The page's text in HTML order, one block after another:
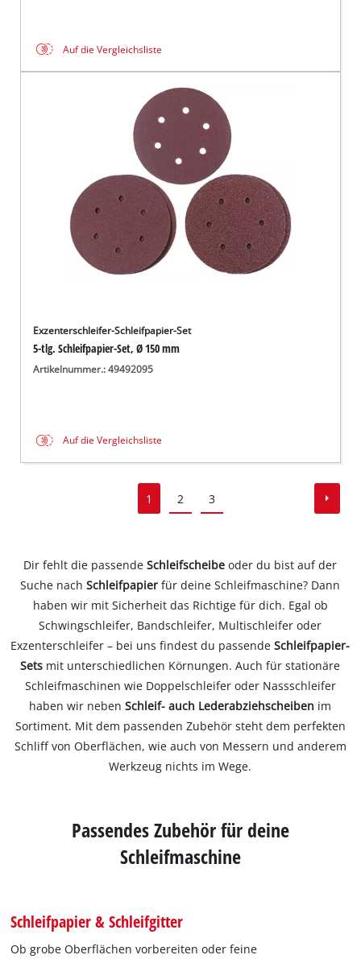
Auf die Vergleichsliste
Exzenterschleifer-Schleifpapier-Set
5-tlg. Schleifpapier-Set, Ø 150 mm
Artikelnummer.: 49492095
Auf die Vergleichsliste
1 2 3
Dir fehlt die passendeSchleifscheibeoder du bist auf der
Suche nachSchleifpapierfür deine Schleifmaschine? Dann
haben wir mit Sicherheit das Richtige für dich. Egal ob
Schwingschleifer, Bandschleifer, Multischleifer oder
Exzenterschleifer – bei uns findest du passendeSchleifpapier-
Sets mit unterschiedlichen Körnungen. Auch für stationäre
Schleifmaschinen wie Doppelschleifer oder Nassschleifer
haben wir neben Schleif- auch Lederabziehscheiben im
Sortiment. Mit dem passenden Zubehör steht dem perfekten
Schliff von Oberflächen, wie auch von Messern und anderem
Werkzeug nichts im Wege.
Passendes Zubehör für deine
Schleifmaschine
Schleifpapier & Schleifgitter
Ob grobe Oberflächen vorbereiten oder feine